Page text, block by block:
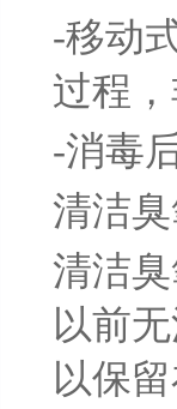
-移动
过程
-消毒
清洁
清洁
以前
以保